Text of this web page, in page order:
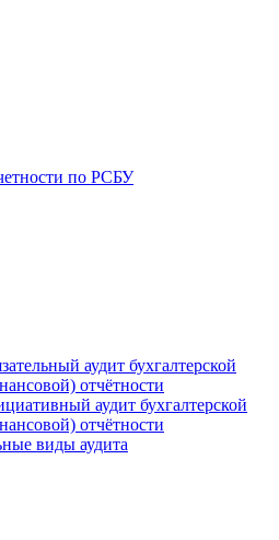
по РСБУ
аудит бухгалтерской
отчётности
аудит бухгалтерской
отчётности
виды аудита